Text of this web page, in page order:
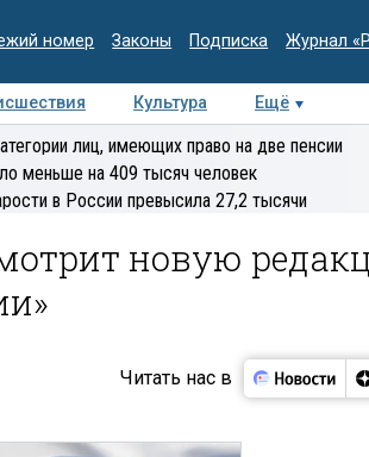
номер Законы Подписка Журнал
Культура Ещё
Интервью Колумнисты
лиц, имеющих право на две пенсии
меньше на 409 тысяч человек
в России превысила 27,2 тысячи
новую
Читать нас в